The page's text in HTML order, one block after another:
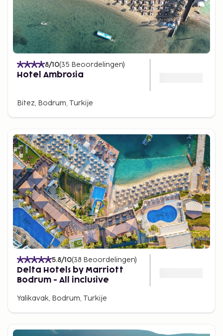
8/10(35 Beoordelingen)
Hotel Ambrosia
Bitez, Bodrum, Turkije
5.8/10(38 Beoordelingen)
Delta Hotels by Marriott
Bodrum - All inclusive
Yalikavak, Bodrum, Turkije